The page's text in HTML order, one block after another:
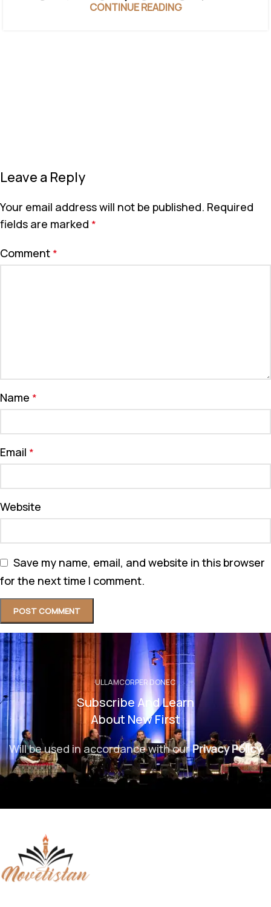
CONTINUE READING
Leave a Reply
Your email address will not be published. Required
fields are marked *
Comment *
Name *
Email *
Website
Save my name, email, and website in this browser
for the next time I comment.
ULLAMCORPER DONEC
Subscribe And Learn
About New First
Will be used in accordance with ourPrivacy Policy